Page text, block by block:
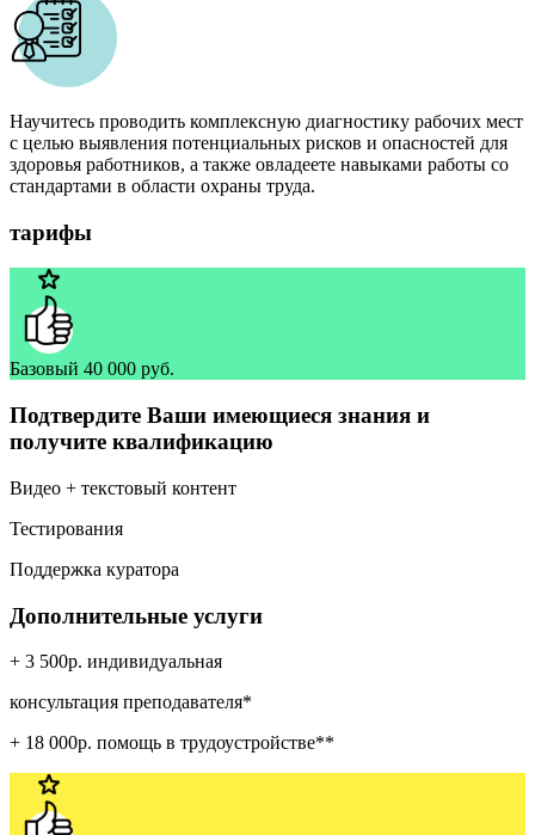
Научитесь проводить комплексную диагностику рабочих мест
с целью выявления потенциальных рисков и опасностей для
здоровья работников, а также овладеете навыками работы со
стандартами в области охраны труда.
тарифы
Базовый 40 000 руб.
Подтвердите Ваши имеющиеся знания и
получите квалификацию
Видео + текстовый контент
Тестирования
Поддержка куратора
Дополнительные услуги
+ 3 500р. индивидуальная
консультация преподавателя*
+ 18 000р. помощь в трудоустройстве**